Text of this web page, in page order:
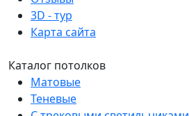
3D - тур
Карта сайта
Каталог потолков
Матовые
Теневые